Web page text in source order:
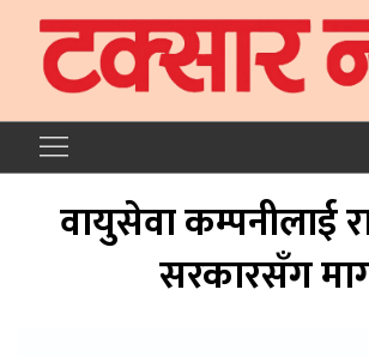
वायुसेवा कम्पनीलाई
सरकारसँग